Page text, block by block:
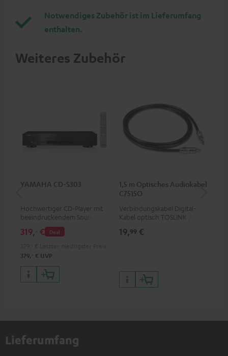
Notwendiges Zubehör ist im Lieferumfang
enthalten.
Weiteres Zubehör
YAMAHA CD-S303
Hochwertiger CD-Player mit
beeindruckendem Sound und
wertiger Verarbeitung
Deal
319,‐ €
379, ‐ € UVP
1,5 m Optisches Audiokabel
C7515O
Verbindungskabel Digital-
Kabel optisch TOSLINK / 3,5-
19,99 €
Lieferumfang